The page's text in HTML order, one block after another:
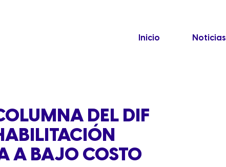
Inicio Noticias
DEL DIF
A BAJO COSTO